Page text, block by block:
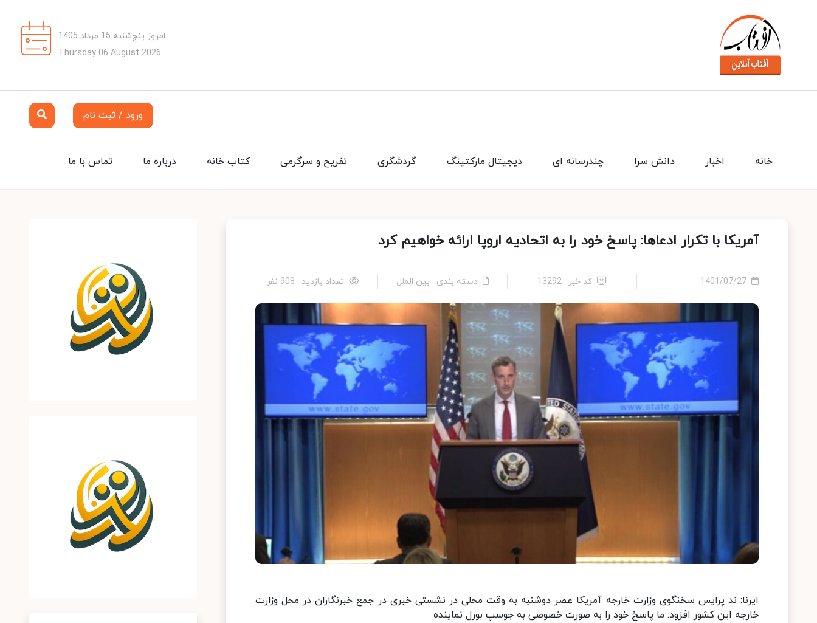
امروز پنج‌شنبه 15 مرداد 1405
Thursday 06 August 2026
ورود / ثبت نام
تماس با ما درباره ما کتاب خانه تفریح و سرگرمی گردشگری دیجیتال مارکتینگ چندرسانه ای دانش سرا اخبار خانه
آمریکا با تکرار ادعاها: پاسخ خود را به اتحادیه اروپا ارائه خواهیم کرد
1401/07/27 کد خبر : 13292 دسته بندی : بین الملل تعداد بازدید : 908 نفر
ایرنا: ند پرایس سخنگوی وزارت خارجه آمریکا عصر دوشنبه به وقت محلی در نشستی خبری در جمع خبرنگاران در محل وزارت
خارجه این کشور افزود: ما پاسخ خود را به صورت خصوصی به جوسپ بورل نماینده